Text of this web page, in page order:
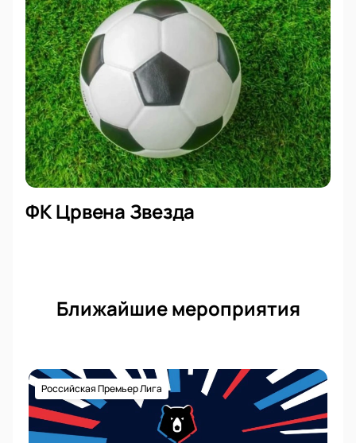
ФК Црвена Звезда
Ближайшие мероприятия
Российская Премьер Лига